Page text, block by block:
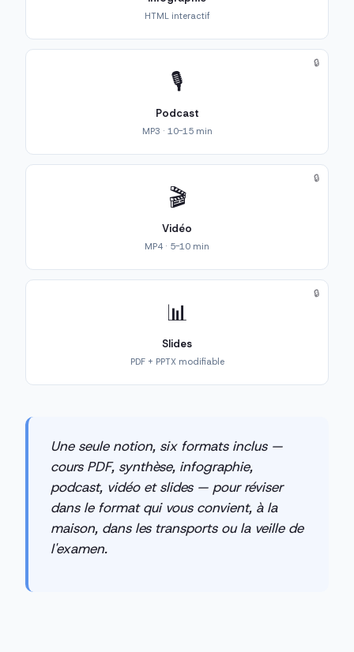
HTML interactif
🎙️
Podcast
MP3 · 10-15 min
🔒
🎬
Vidéo
MP4 · 5-10 min
🔒
📊
Slides
PDF + PPTX modifiable
🔒
Une seule notion, six formats inclus —
cours PDF, synthèse, infographie,
podcast, vidéo et slides — pour réviser
dans le format qui vous convient, à la
maison, dans les transports ou la veille de
l'examen.